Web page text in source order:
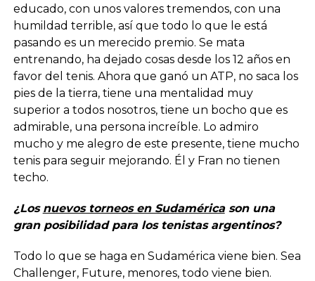
educado, con unos valores tremendos, con una
humildad terrible, así que todo lo que le está
pasando es un merecido premio. Se mata
entrenando, ha dejado cosas desde los 12 años en
favor del tenis. Ahora que ganó un ATP, no saca los
pies de la tierra, tiene una mentalidad muy
superior a todos nosotros, tiene un bocho que es
admirable, una persona increíble. Lo admiro
mucho y me alegro de este presente, tiene mucho
tenis para seguir mejorando. Él y Fran no tienen
techo.
¿Los nuevos torneos en Sudaméricason una
gran posibilidad para los tenistas argentinos?
Todo lo que se haga en Sudamérica viene bien. Sea
Challenger, Future, menores, todo viene bien.